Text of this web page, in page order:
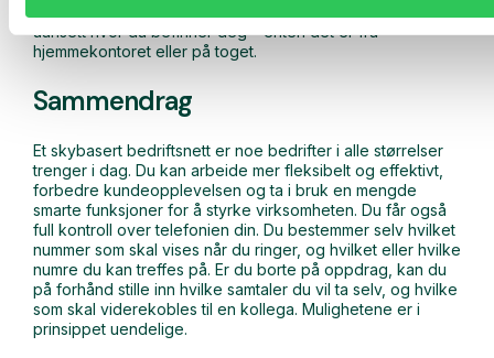
uansett hvor du befinner deg – enten det er fra
hjemmekontoret eller på toget.
Sammendrag
Et skybasert bedriftsnett er noe bedrifter i alle størrelser
trenger i dag. Du kan arbeide mer fleksibelt og effektivt,
forbedre kundeopplevelsen og ta i bruk en mengde
smarte funksjoner for å styrke virksomheten. Du får også
full kontroll over telefonien din. Du bestemmer selv hvilket
nummer som skal vises når du ringer, og hvilket eller hvilke
numre du kan treffes på. Er du borte på oppdrag, kan du
på forhånd stille inn hvilke samtaler du vil ta selv, og hvilke
som skal viderekobles til en kollega. Mulighetene er i
prinsippet uendelige.